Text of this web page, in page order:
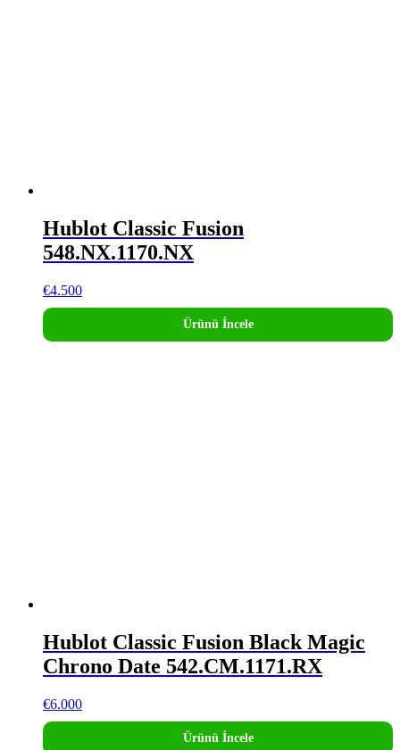
Hublot Classic Fusion
548.NX.1170.NX
€4.500
Ürünü İncele
Hublot Classic Fusion Black Magic
Chrono Date 542.CM.1171.RX
€6.000
Ürünü İncele